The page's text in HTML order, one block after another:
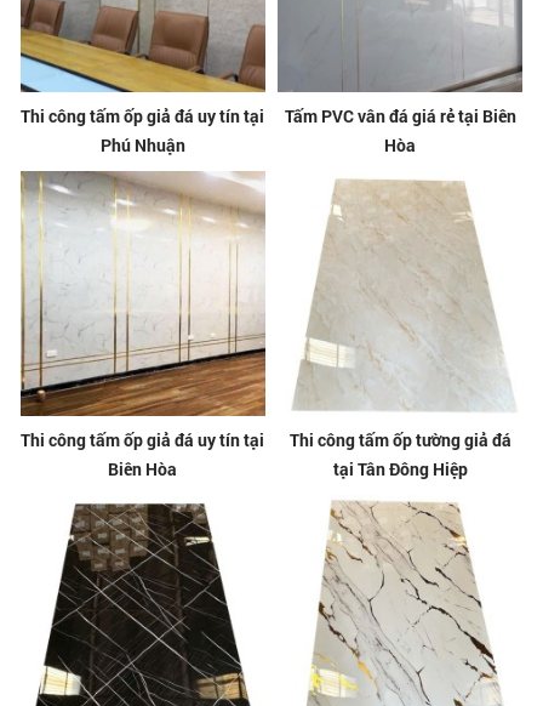
Thi công tấm ốp giả đá uy tín tại
Phú Nhuận
Tấm PVC vân đá giá rẻ tại Biên
Hòa
Thi công tấm ốp giả đá uy tín tại
Biên Hòa
Thi công tấm ốp tường giả đá
tại Tân Đông Hiệp